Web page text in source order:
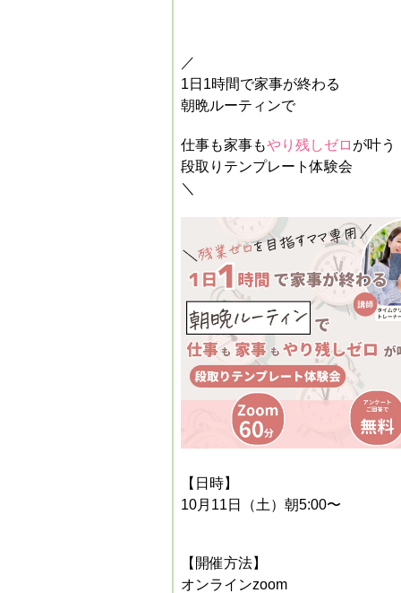
／
1日1時間で家事が終わる
朝晩ルーティンで
仕事も家事もやり残しゼロ が叶う
段取りテンプレート体験会
＼
【日時】
10月11日（土）朝5:00〜
【開催方法】
オンラインzoom